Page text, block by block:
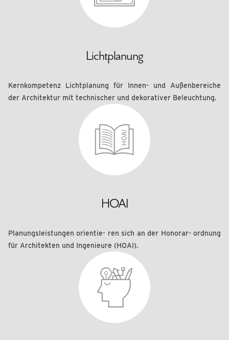
Lichtplanung
Kernkompetenz Lichtplanung für Innen- und Außenbereiche
der Architektur mit technischer und dekorativer Beleuchtung.
HOAI
Planungsleistungen orientie- ren sich an der Honorar- ordnung
für Architekten und Ingenieure (HOAI).